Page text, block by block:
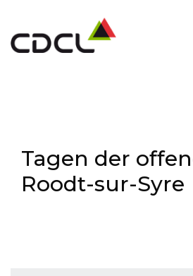
Tagen der
Roodt-sur-Syre